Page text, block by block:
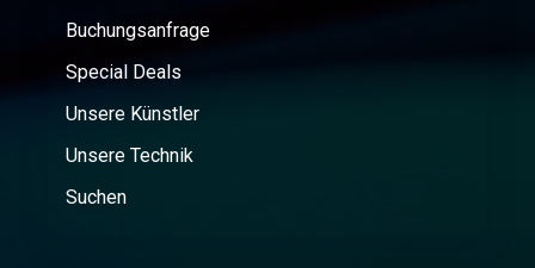
Buchungsanfrage
Special Deals
Unsere Künstler
Unsere Technik
Suchen